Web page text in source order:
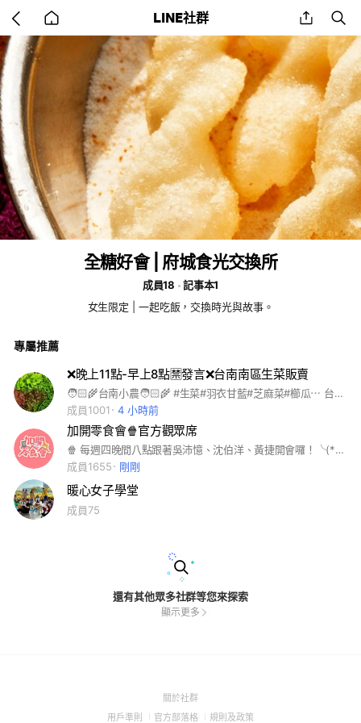
back
to
LINE社群 share
全糖好會 | 府城食光交換所
成員18
記事本1
女生限定 | 一起吃飯，交換時光與故事。
專屬推薦
❌晚上11點-早上8點🈲發言❌台南南區生菜販賣
🧑🏻‍🌾台南小農🧑🏻‍🌾 #生菜#羽衣甘藍#芝麻菜#櫛瓜⋯ 台南-取菜點 外縣市-黑貓宅配 新鮮、好吃 你們看得見 原來生菜可以那麼好吃 要入群請先加官方賴或請朋友告知名字，謝謝🙏🏻
成員1001
4 小時前
加開零食會🍿官方觀眾席
🍿 每週四晚間八點跟著吳沛憶、沈伯洋、黃捷開會囉！╰(*°▽°*)╯🍗 www.youtube.com/@snackssion
成員1655
剛剛
暖心女子學堂
成員75
還有其他眾多社群等您來探索
顯示更多
關於社群(Open
用戶準則 (Open
官方部落格 (Open
規則及政策(Open